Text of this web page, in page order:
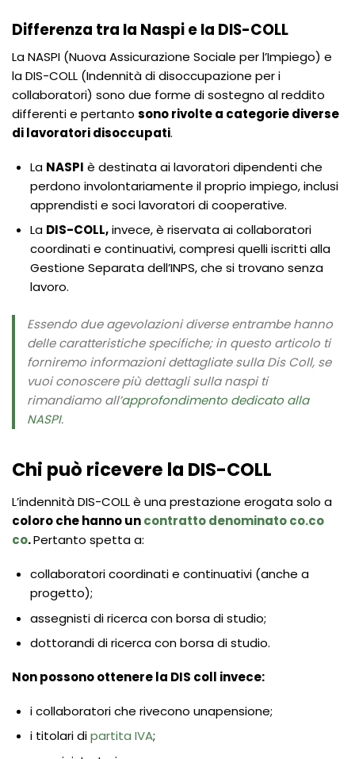
Differenza tra la Naspi e la DIS-COLL
La NASPI (Nuova Assicurazione Sociale per l’Impiego) e
la DIS-COLL (Indennità di disoccupazione per i
collaboratori) sono due forme di sostegno al reddito
differenti e pertanto sono rivolte a categorie diverse
di lavoratori disoccupati.
La NASPI è destinata ai lavoratori dipendenti che
perdono involontariamente il proprio impiego, inclusi
apprendisti e soci lavoratori di cooperative.
La DIS-COLL,invece, è riservata ai collaboratori
coordinati e continuativi, compresi quelli iscritti alla
Gestione Separata dell’INPS, che si trovano senza
lavoro.
Essendo due agevolazioni diverse entrambe hanno
delle caratteristiche specifiche; in questo articolo ti
forniremo informazioni dettagliate sulla Dis Coll, se
vuoi conoscere più dettagli sulla naspi ti
rimandiamo all’approfondimento dedicato alla
NASPI.
Chi può ricevere la DIS-COLL
L’indennità DIS-COLL è una prestazione erogata solo a
coloro che hanno uncontratto denominato co.co
co.Pertanto spetta a:
collaboratori coordinati e continuativi (anche a
progetto);
assegnisti di ricerca con borsa di studio;
dottorandi di ricerca con borsa di studio.
Non possono ottenere la DIS coll invece:
i collaboratori che rivecono unapensione;
i titolari dipartita IVA;